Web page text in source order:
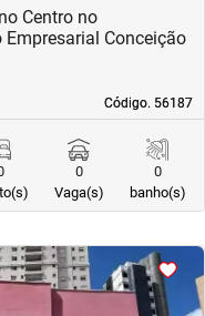
Código. 56187
Código. 56187
Centro no
Conceição
0
Vaga(s)
0
banho(s)